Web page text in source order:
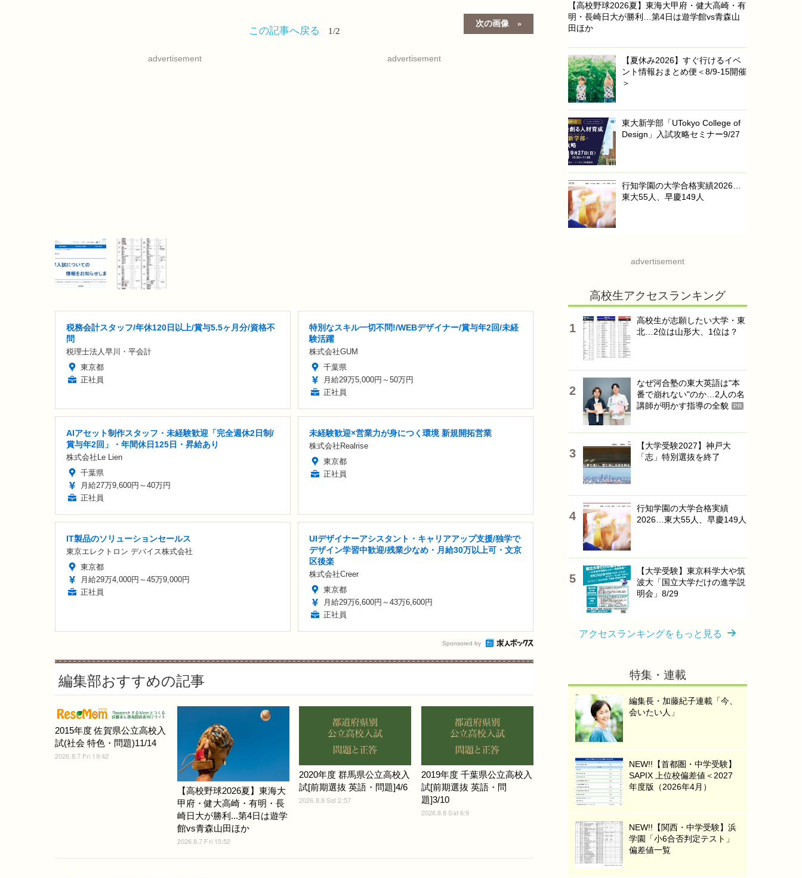
次の画像
この記事へ戻る 1/2
advertisement advertisement
税務会計スタッフ/年休120日以上/賞与5.5ヶ月分/資格不
問
税理士法人早川・平会計
東京都
正社員
特別なスキル一切不問!/WEBデザイナー/賞与年2回/未経
験活躍
株式会社GUM
千葉県
月給29万5,000円～50万円
正社員
AIアセット制作スタッフ・未経験歓迎「完全週休2日制/
賞与年2回」・年間休日125日・昇給あり
株式会社Le Lien
千葉県
月給27万9,600円～40万円
正社員
未経験歓迎×営業力が身につく環境 新規開拓営業
株式会社Realrise
東京都
正社員
IT製品のソリューションセールス
東京エレクトロン デバイス株式会社
東京都
月給29万4,000円～45万9,000円
正社員
UIデザイナーアシスタント・キャリアアップ支援/独学で
デザイン学習中歓迎/残業少なめ・月給30万以上可・文京
区後楽
株式会社Creer
東京都
月給29万6,600円～43万6,600円
正社員
Sponsored by
編集部おすすめの記事
2015年度 佐賀県公立高校入
試(社会 特色・問題)11/14
2026.8.7 Fri 19:42
【高校野球2026夏】東海大
甲府・健大高崎・有明・長
崎日大が勝利...第4日は遊学
館vs青森山田ほか
2026.8.7 Fri 15:52
2020年度 群馬県公立高校入
試[前期選抜 英語・問題]4/6
2026.8.8 Sat 2:57
2019年度 千葉県公立高校入
試[前期選抜 英語・問
題]3/10
2026.8.8 Sat 6:9
【高校野球2026夏】東海大甲府・健大高崎・有
明・長崎日大が勝利…第4日は遊学館vs青森山
田ほか
【夏休み2026】すぐ行けるイベ
ント情報おまとめ便＜8/9-15開催
＞
東大新学部「UTokyo College of
Design」入試攻略セミナー9/27
行知学園の大学合格実績2026…
東大55人、早慶149人
advertisement
高校生アクセスランキング
高校生が志願したい大学・東
北…2位は山形大、1位は？
なぜ河合塾の東大英語は"本
番で崩れない"のか…2人の名
講師が明かす指導の全貌
PR
【大学受験2027】神戸大
「志」特別選抜を終了
行知学園の大学合格実績
2026…東大55人、早慶149人
【大学受験】東京科学大や筑
波大「国立大学だけの進学説
明会」8/29
アクセスランキングをもっと見る
特集・連載
編集長・加藤紀子連載「今、
会いたい人」
NEW!!【首都圏・中学受験】
SAPIX 上位校偏差値＜2027
年度版（2026年4月）
NEW!!【関西・中学受験】浜
学園「小6合否判定テスト」
偏差値一覧